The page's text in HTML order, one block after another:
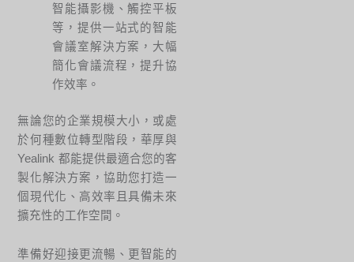
智能攝影機、觸控平板
等，提供一站式的智能
會議室解決方案，大幅
簡化會議流程，提升協
作效率。
無論您的企業規模大小，或處
於何種數位轉型階段，華厚與
Yealink 都能提供最適合您的客
製化解決方案，協助您打造一
個現代化、高效率且具備未來
擴充性的工作空間。
準備好迎接更流暢、更智能的